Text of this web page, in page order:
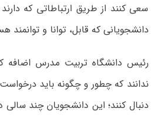
سعی کنند از طریق ارتباطاتی که
دانشجویانی که قابل، توانا و توانمند
رئیس دانشگاه تربیت مدرس اضافه
ندانند که چطور و چگونه باید
دنبال کنند؛ این دانشجویان چند